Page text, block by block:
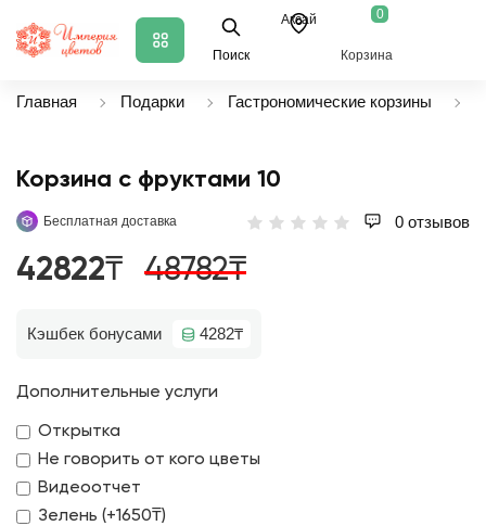
Поиск
Аксай 0
Корзина
Главная Подарки Гастрономические корзины
Корзина с фруктами 10
Бесплатная доставка 0 отзывов
42822₸ 48782₸
Кэшбек бонусами 4282₸
Дополнительные услуги
Открытка
Не говорить от кого цветы
Видеоотчет
Зелень (+1650₸)